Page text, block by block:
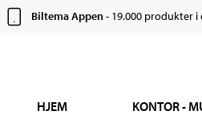
Biltema Appen- 19.000 produkter i
HJEM KONTOR -